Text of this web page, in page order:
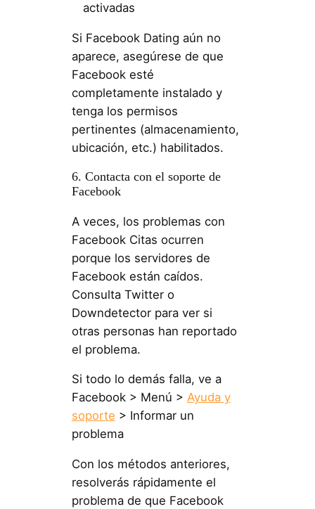
activadas
Si Facebook Dating aún no
aparece, asegúrese de que
Facebook esté
completamente instalado y
tenga los permisos
pertinentes (almacenamiento,
ubicación, etc.) habilitados.
6. Contacta con el soporte de
Facebook
A veces, los problemas con
Facebook Citas ocurren
porque los servidores de
Facebook están caídos.
Consulta Twitter o
Downdetector para ver si
otras personas han reportado
el problema.
Si todo lo demás falla, ve a
Facebook > Menú > Ayuda y
soporte > Informar un
problema
Con los métodos anteriores,
resolverás rápidamente el
problema de que Facebook